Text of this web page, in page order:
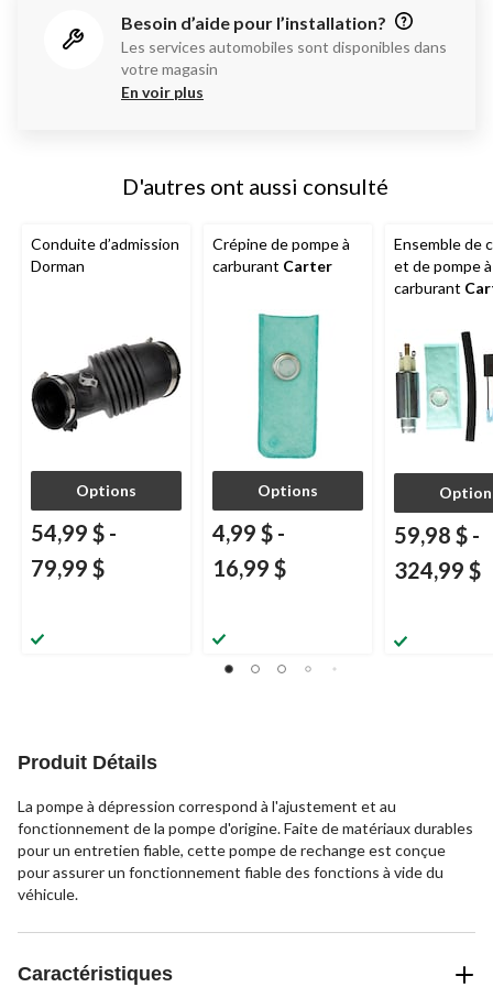
Besoin d’aide pour l’installation?
Les services automobiles sont disponibles dans
votre magasin
En voir plus
D'autres ont aussi consulté
Conduite d’admission
Dorman
Options
54,99 $ -
79,99 $
Crépine de pompe à
carburant Carter
Options
4,99 $ -
16,99 $
Ensemble de
et de pompe à
carburant
59,98 $ -
324,99 $
Produit Détails
La pompe à dépression correspond à l'ajustement et au
fonctionnement de la pompe d'origine. Faite de matériaux durables
pour un entretien fiable, cette pompe de rechange est conçue
pour assurer un fonctionnement fiable des fonctions à vide du
véhicule.
Caractéristiques